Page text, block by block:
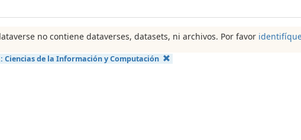
no contiene dataverses, datasets, ni archivos. Por favor
Ciencias de la Información y Computación